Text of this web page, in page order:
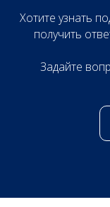
Хотите узнать
получить
Задайте